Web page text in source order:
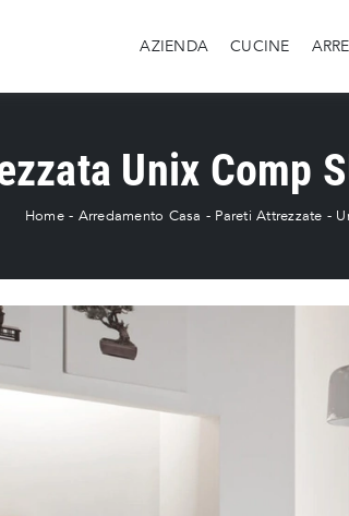
AZIENDA CUCINE
Unix Comp
Home- Arredamento Casa - Pareti Attrezzate -